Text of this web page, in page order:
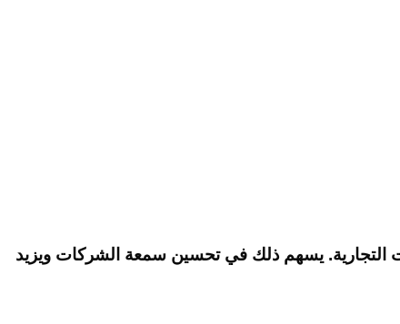
التجارية. يسهم ذلك في تحسين سمعة الشركات ويزيد